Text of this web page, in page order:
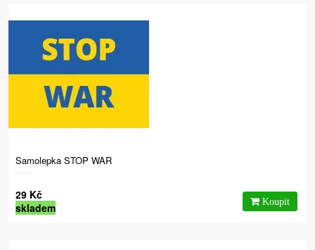
Samolepka STOP WAR
29 Kč
skladem